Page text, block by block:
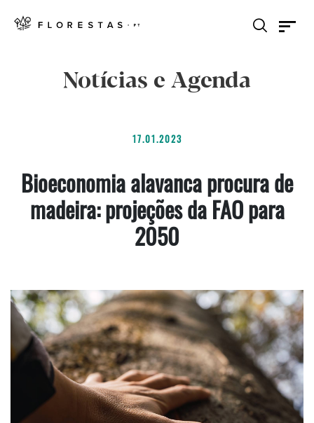
Notícias e Agenda
17.01.2023
Bioeconomia alavanca procura de
madeira: projeções da FAO para
2050